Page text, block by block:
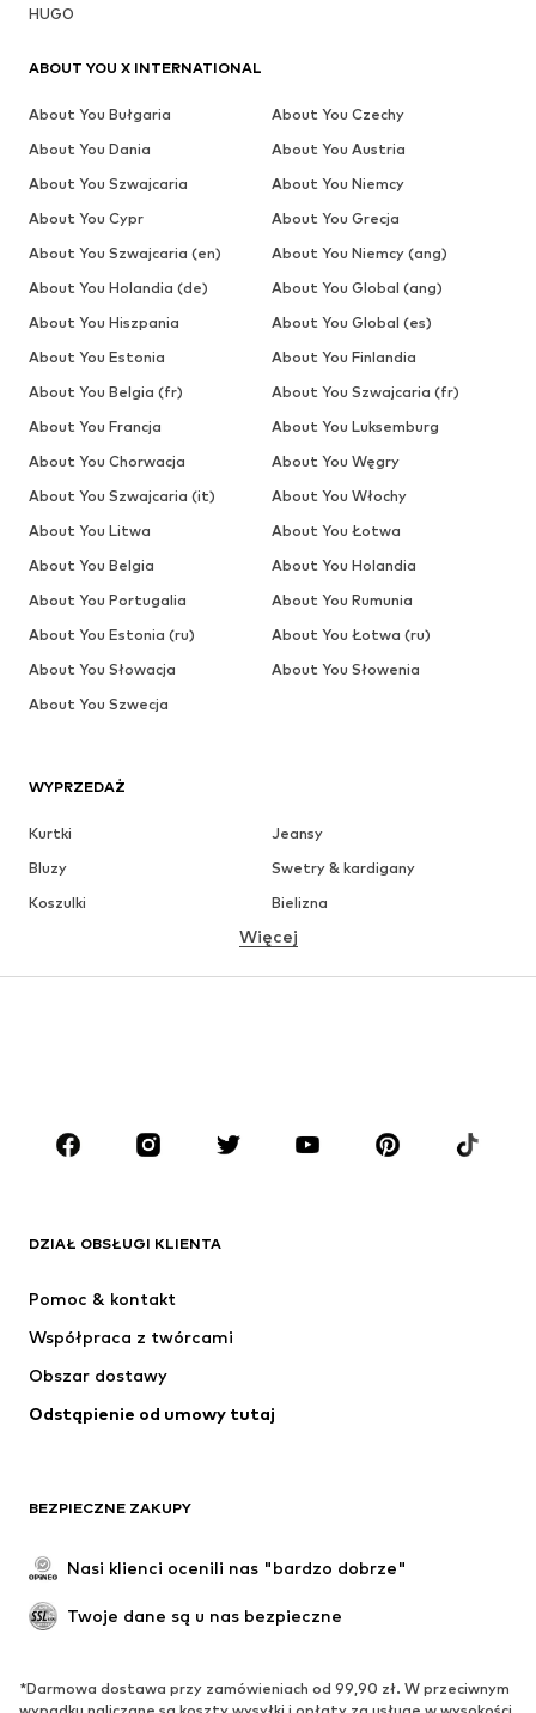
WYPRZEDAŻ
Kurtki
Jeansy
Bluzy
Swetry & kardigany
Koszulki
Bielizna
Koszule
ODZIEŻ
Kurtki
Garnitury & marynarki
Moda plażowa
Specjalne okazje
Ekskluzywne
BUTY
Nowości
Półbuty
Buty sportowe
Więcej
DZIAŁ OBSŁUGI KLIENTA
Pomoc & kontakt
Współpraca z twórcami
Obszar dostawy
Odstąpienie od umowy tutaj
BEZPIECZNE ZAKUPY
Nasi klienci ocenili nas "bardzo dobrze"
Twoje dane są u nas bezpieczne
*Darmowa dostawa przy zamówieniach od 99,90 zł. W przeciwnym
HUGO
ABOUT YOU X INTERNATIONAL
About You Bułgaria
About You Czechy
About You Dania
About You Austria
About You Szwajcaria
About You Niemcy
About You Cypr
About You Grecja
About You Szwajcaria (en)
About You Niemcy (ang)
About You Holandia (de)
About You Global (ang)
About You Hiszpania
About You Global (es)
About You Estonia
About You Finlandia
About You Belgia (fr)
About You Szwajcaria (fr)
About You Francja
About You Luksemburg
About You Chorwacja
About You Węgry
About You Szwajcaria (it)
About You Włochy
About You Litwa
About You Łotwa
About You Belgia
About You Holandia
About You Portugalia
About You Rumunia
About You Estonia (ru)
About You Łotwa (ru)
About You Słowacja
About You Słowenia
About You Szwecja